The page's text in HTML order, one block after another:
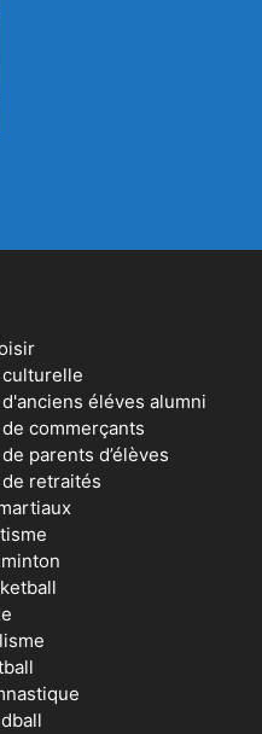
éléves alumni
commerçants
parents d’élèves
retraités